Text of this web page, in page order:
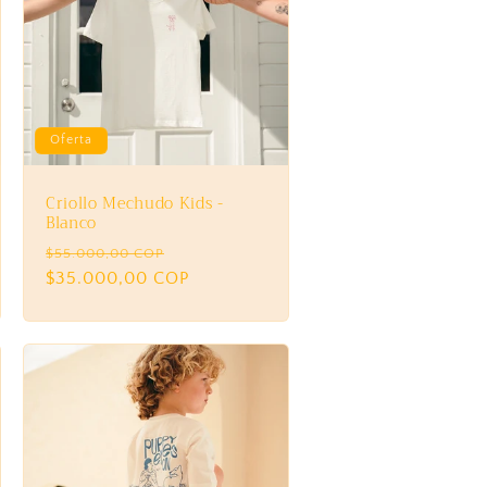
Oferta
Criollo Mechudo Kids -
Blanco
Precio
habitual
$55.000,00 COP
de
$35.000,00 COP